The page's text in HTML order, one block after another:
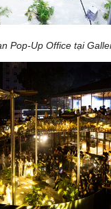
Pop-Up Office tại